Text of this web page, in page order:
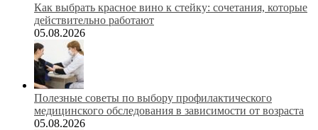
Как выбрать красное вино к стейку: сочетания, которые
действительно работают
05.08.2026
Полезные советы по выбору профилактического
медицинского обследования в зависимости от возраста
05.08.2026